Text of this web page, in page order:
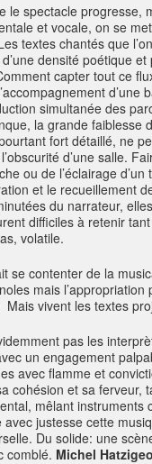
le spectacle progresse,
et vocale, on se
textes chantés que
densité poétique
capter tout ce
d’une
simultanée des
la grande faiblesse
fort détaillé, ne
d’une salle.
ou de l’éclairage d’un
et le recueillement
du narrateur,
difficiles à retenir
volatile.
se contenter de la
mais l’appropriation
vivent les textes
pas les
un engagement
avec flamme et
cohésion et sa ferveur,
mêlant instruments
justesse cette
Du solide: une
comblé. Michel